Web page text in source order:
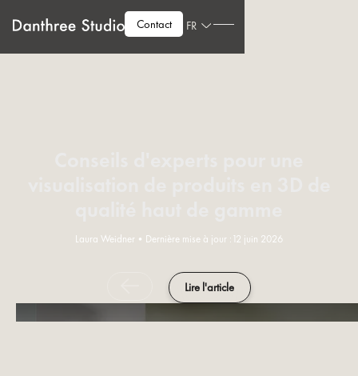
Contact FR
Laura Weidner • Dernière mise à jour :12 juin 2026
Lire l'article